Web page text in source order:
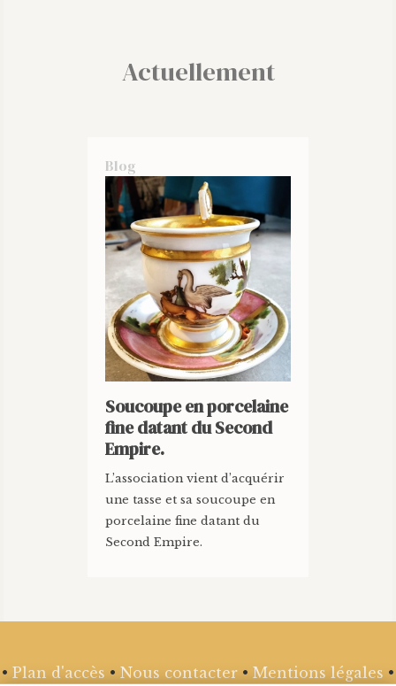
Actuellement
Blog
Soucoupe en porcelaine
fine datant du Second
Empire.
L’association vient d’acquérir
une tasse et sa soucoupe en
porcelaine fine datant du
Second Empire.
• Plan d'accès • Nous contacter • Mentions légales •